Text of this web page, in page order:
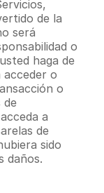
de la
será
o
haga de
acceder o
o
de
a
de
sido
daños.